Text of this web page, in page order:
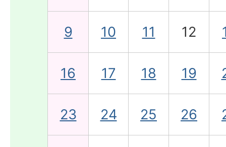
9 10 11 12
16 17 18 19
23 24 25 26